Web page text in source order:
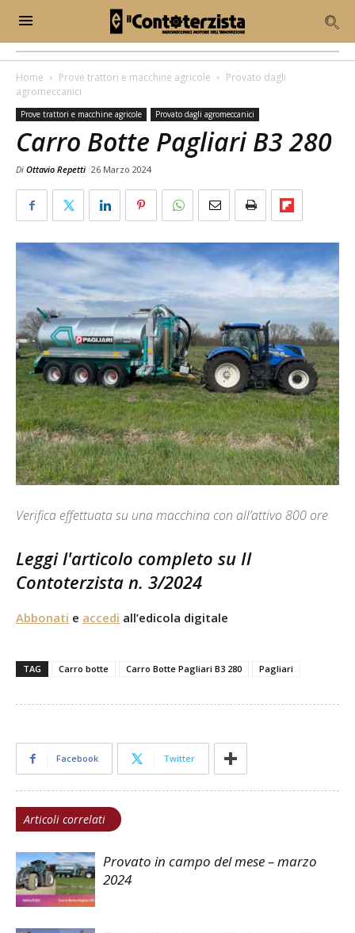
Home Prove trattori e macchine agricole
Provato dagli
agromeccanici
Prove trattori e macchine agricole Provato dagli agromeccanici
Carro Botte Pagliari B3 280
Di Ottavio Repetti 26 Marzo 2024
Verifica effettuata su una macchina con all’attivo 800 ore
Leggi l'articolo completo su Il
Contoterzista n. 3/2024
Abbonati e accedi all’edicola digitale
TAG Carro botte Carro Botte Pagliari B3 280 Pagliari
Facebook Twitter
Articoli correlati
Provato in campo del mese – marzo
2024